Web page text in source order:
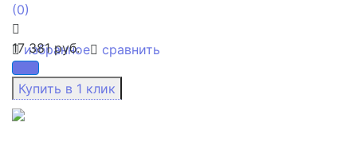
избранное сравнить
(0)
17 381 руб.